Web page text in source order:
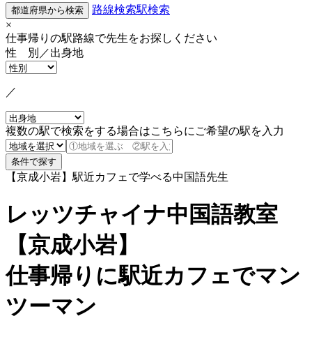
路線検索駅検索
×
仕事帰りの駅路線で先生をお探しください
性 別／出身地
／
複数の駅で検索をする場合はこちらにご希望の駅を入力
【京成小岩】駅近カフェで学べる中国語先生
レッツチャイナ中国語教室
【京成小岩】
仕事帰りに駅近カフェでマン
ツーマン